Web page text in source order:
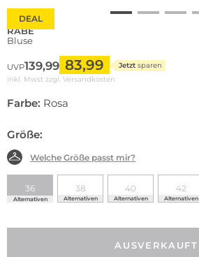
DEAL
RABE
Bluse
UVP139,99 83,99 Jetzt sparen
inkl. Mwst zzgl. Versandkosten
Farbe: Rosa
Größe:
Welche Größe passt mir?
36
Alternativen
38
Alternativen
40
Alternativen
42
Alternativen
AUSVERKAUFT